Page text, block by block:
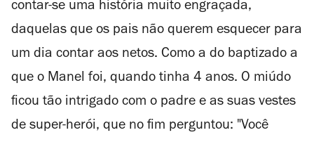
contar-se uma história muito engraçada,
daquelas que os pais não querem esquecer para
um dia contar aos netos. Como a do baptizado a
que o Manel foi, quando tinha 4 anos. O miúdo
ficou tão intrigado com o padre e as suas vestes
de super-herói, que no fim perguntou: "Você